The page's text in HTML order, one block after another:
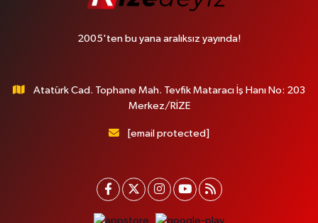
2005'ten bu yana aralıksız yayında!
Atatürk Cad. Tophane Mah. Tevfik Mataracı İş Hanı No: 203
Merkez/RİZE
[email protected]